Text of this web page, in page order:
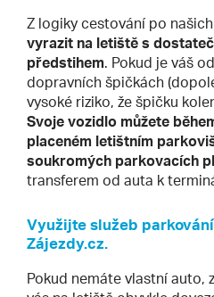
Z logiky cestování po
vyrazit na letiště s
předstihem. Pokud je váš
dopravních špičkách
vysoké riziko, že špičku
Svoje vozidlo můžete
placeném letištním
soukromých parkovacích
transferem od auta k
Využijte služeb
Zájezdy.cz.
Pokud nemáte vlastní auto,